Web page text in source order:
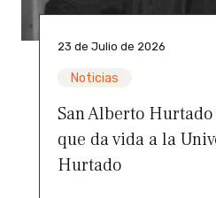
23 de Julio de 2026
Noticias
San Alberto
que da vida a la
Hurtado